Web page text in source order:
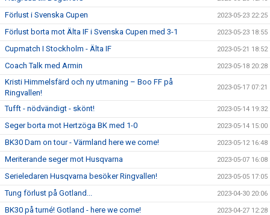
Förlust i Svenska Cupen 2023-05-23 22:25
Förlust borta mot Älta IF i Svenska Cupen med 3-1 2023-05-23 18:55
Cupmatch I Stockholm - Älta IF 2023-05-21 18:52
Coach Talk med Armin 2023-05-18 20:28
Kristi Himmelsfärd och ny utmaning – Boo FF på
Ringvallen!
2023-05-17 07:21
Tufft - nödvändigt - skönt! 2023-05-14 19:32
Seger borta mot Hertzöga BK med 1-0 2023-05-14 15:00
BK30 Dam on tour - Värmland here we come! 2023-05-12 16:48
Meriterande seger mot Husqvarna 2023-05-07 16:08
Serieledaren Husqvarna besöker Ringvallen! 2023-05-05 17:05
Tung förlust på Gotland... 2023-04-30 20:06
BK30 på turné! Gotland - here we come! 2023-04-27 12:28